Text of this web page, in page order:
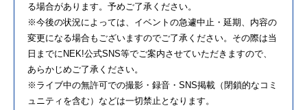
る場合があります。予めご了承ください。
※今後の状況によっては、イベントの急遽中止・延期、内容の
変更になる場合もございますのでご了承ください。その際は当
日までにNEK!公式SNS等でご案内させていただきますので、
あらかじめご了承ください。
※ライブ中の無許可での撮影・録音・SNS掲載（閉鎖的なコミ
ュニティを含む）などは一切禁止となります。